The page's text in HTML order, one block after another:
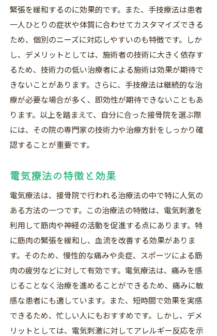
緊張を緩和するのに効果的です。また、手技療法は患者
一人ひとりの症状や体質に合わせてカスタマイズできる
ため、個別のニーズに対応しやすいのも特徴です。しか
し、デメリットとしては、施術者の技術に大きく依存す
るため、技術力の低い治療者による施術は効果が期待で
きないことがあります。さらに、手技療法は継続的な治
療が必要な場合が多く、即効性が期待できないこともあ
ります。以上を踏まえて、自分に合った接骨院を選ぶ際
には、その院の専門家の技術力や治療方針をしっかり確
認することが重要です。
電気療法の特徴と効果
電気療法は、接骨院で行われる治療法の中で特に人気の
ある方法の一つです。この治療法の特徴は、電気刺激を
利用して筋肉や神経の活動を促進する点にあります。特
に筋肉の緊張を緩和し、血流を改善する効果がありま
す。そのため、慢性的な痛みや炎症、スポーツによる筋
肉の疲労などに対して有効です。電気療法は、痛みを感
じることなく治療を進めることができるため、痛みに敏
感な患者にも適しています。また、短時間で効果を実感
できるため、忙しい人にもおすすめです。しかし、デメ
リットとしては、電気刺激に対してアレルギー反応を示